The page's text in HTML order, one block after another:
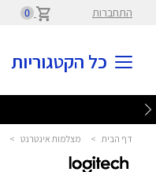
התחברות 0
כל הקטגוריות
דף הבית > מצלמות אינטרנט >